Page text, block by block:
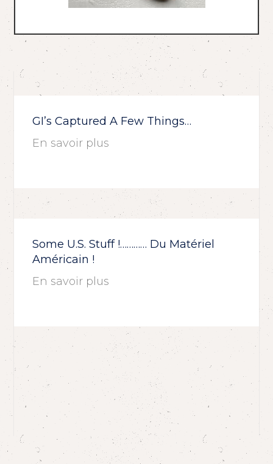
GI’s Captured A Few Things…
En savoir plus
Some U.S. Stuff !………… Du Matériel
Américain !
En savoir plus